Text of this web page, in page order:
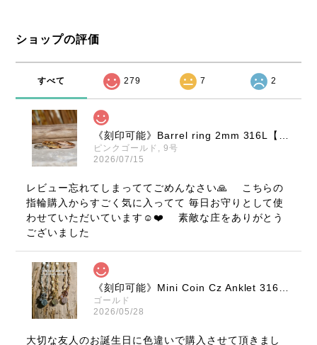
ショップの評価
すべて 279 7 2
ピンクゴールド, 9号
2026/07/15
レビュー忘れてしまっててごめんなさい🙏 こちらの
指輪購入からすごく気に入ってて 毎日お守りとして使
わせていただいています☺️❤️ 素敵な庄をありがとう
ございました
ゴールド
2026/05/28
大切な友人のお誕生日に色違いで購入させて頂きまし